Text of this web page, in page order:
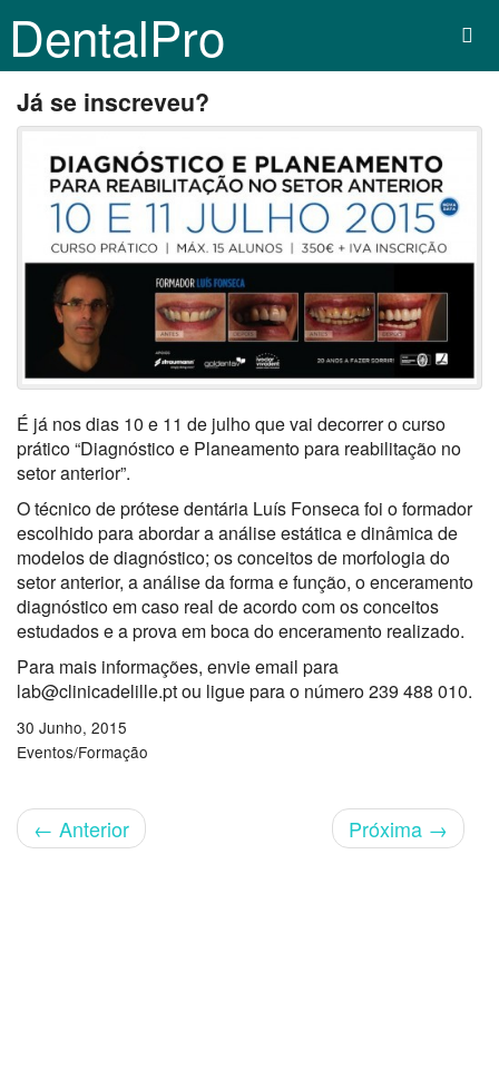
DentalPro
Já se inscreveu?
É já nos dias 10 e 11 de julho que vai decorrer o curso
prático “Diagnóstico e Planeamento para reabilitação no
setor anterior”.
O técnico de prótese dentária Luís Fonseca foi o formador
escolhido para abordar a análise estática e dinâmica de
modelos de diagnóstico; os conceitos de morfologia do
setor anterior, a análise da forma e função, o enceramento
diagnóstico em caso real de acordo com os conceitos
estudados e a prova em boca do enceramento realizado.
Para mais informações, envie email para
lab@clinicadelille.pt ou ligue para o número 239 488 010.
30 Junho, 2015
Eventos/Formação
← Anterior Próxima →